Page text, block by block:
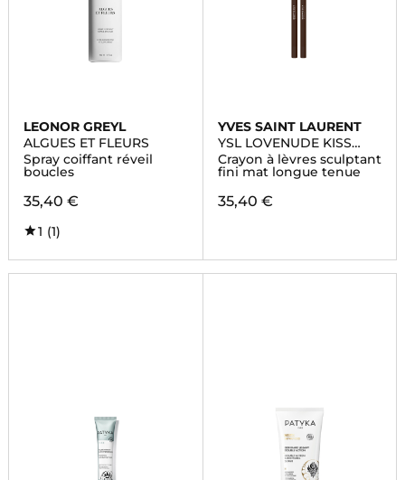
LEONOR GREYL
ALGUES ET FLEURS
Spray coiffant réveil
boucles
35,40 €
1 (1)
YVES SAINT LAURENT
YSL LOVENUDE KISS
SHAPER
Crayon à lèvres sculptant
fini mat longue tenue
35,40 €